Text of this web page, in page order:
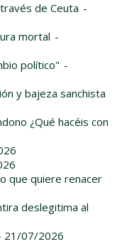
de Ceuta -
mortal -
político" -
y bajeza sanchista
¿Qué hacéis con
que quiere renacer
deslegitima al
21/07/2026